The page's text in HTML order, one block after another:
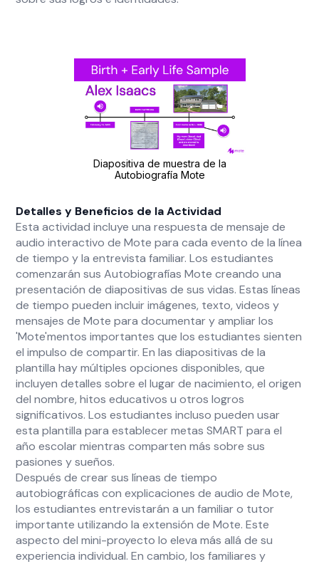
Diapositiva de muestra de la
Autobiografía Mote
Detalles y Beneficios de la Actividad
Esta actividad incluye una respuesta de mensaje de
audio interactivo de Mote para cada evento de la línea
de tiempo y la entrevista familiar. Los estudiantes
comenzarán sus Autobiografías Mote creando una
presentación de diapositivas de sus vidas. Estas líneas
de tiempo pueden incluir imágenes, texto, videos y
mensajes de Mote para documentar y ampliar los
'Mote'mentos importantes que los estudiantes sienten
el impulso de compartir. En las diapositivas de la
plantilla hay múltiples opciones disponibles, que
incluyen detalles sobre el lugar de nacimiento, el origen
del nombre, hitos educativos u otros logros
significativos. Los estudiantes incluso pueden usar
esta plantilla para establecer metas SMART para el
año escolar mientras comparten más sobre sus
pasiones y sueños.
Después de crear sus líneas de tiempo
autobiográficas con explicaciones de audio de Mote,
los estudiantes entrevistarán a un familiar o tutor
importante utilizando la extensión de Mote. Este
aspecto del mini-proyecto lo eleva más allá de su
experiencia individual. En cambio, los familiares y